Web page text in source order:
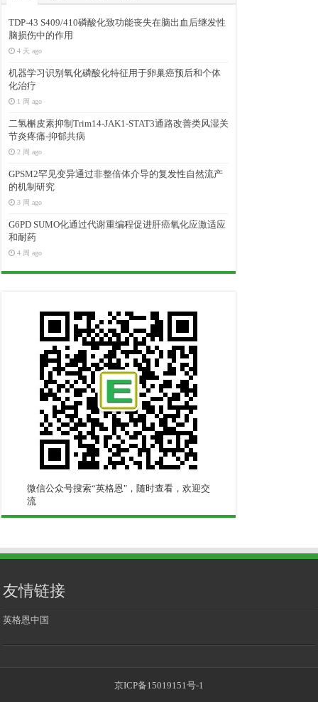
TDP-43 S409/410磷酸化致功能丧失在脑出血后继发性
脑损伤中的作用
4 天 ago
机器学习识别氧化磷酸化特征用于卵巢癌预后和个体
化治疗
1 周 ago
二氢槲皮素抑制Trim14-JAK1-STAT3通路改善类风湿关
节炎疼痛-抑郁共病
2 周 ago
GPSM2罕见变异通过非整倍体介导的复发性自然流产
的机制研究
3 周 ago
G6PD SUMO化通过代谢重编程促进肝癌氧化应激适应
和耐药
4 周 ago
微信公众号搜索“英格恩"，随时查看，欢迎交
流
友情链接
英格恩中国
京ICP备15019151号-1